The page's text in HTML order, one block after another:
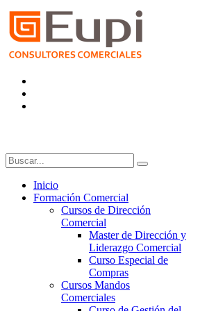
Inicio
Formación Comercial
Cursos de Dirección
Comercial
Master de Dirección y
Liderazgo Comercial
Curso Especial de
Compras
Cursos Mandos
Comerciales